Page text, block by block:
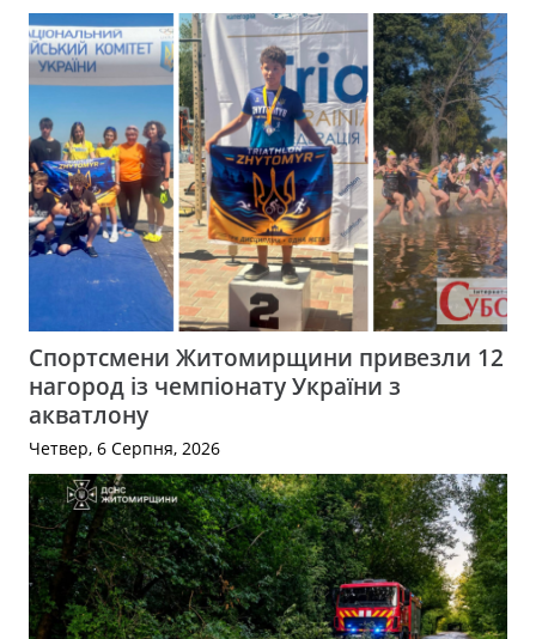
Спортсмени Житомирщини привезли 12
нагород із чемпіонату України з
акватлону
Четвер, 6 Серпня, 2026